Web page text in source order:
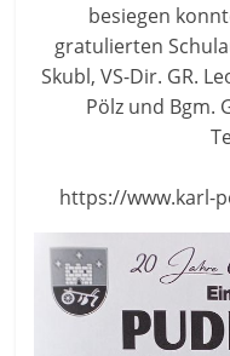
besiegen
gratulierten
Skubl, VS-Dir. GR.
Pölz und Bgm.
https://www.karl-